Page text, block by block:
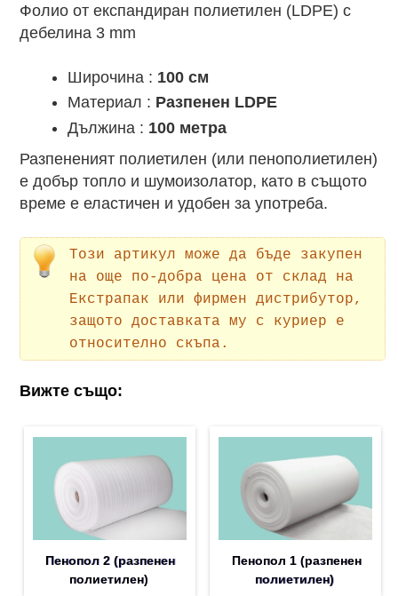
Фолио от експандиран полиетилен (LDPE) с
дебелина 3 mm
Широчина : 100 см
Материал : Разпенен LDPE
Дължина : 100 метра
Разпененият полиетилен (или пенополиетилен)
е добър топло и шумоизолатор, като в същото
време е еластичен и удобен за употреба.
Този артикул може да бъде закупен
на още по-добра цена от склад на
Екстрапак или фирмен дистрибутор,
защото доставката му с куриер е
относително скъпа.
Вижте също:
Пенопол 2 (разпенен
полиетилен)
Пенопол 1 (разпенен
полиетилен)